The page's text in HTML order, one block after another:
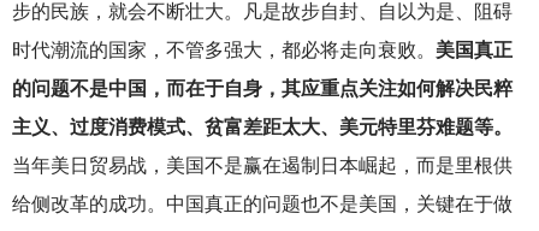
步的民族，就会不断壮大。凡是故步自封、自以为是、阻碍
时代潮流的国家，不管多强大，都必将走向衰败。 美国真正
的问题不是中国，而在于自身，其应重点关注如何解决民粹
主义、过度消费模式、贫富差距太大、美元特里芬难题等。
当年美日贸易战，美国不是赢在遏制日本崛起，而是里根供
给侧改革的成功。中国真正的问题也不是美国，关键在于做